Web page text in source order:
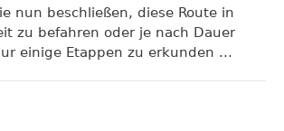
nun beschließen, diese Route in
zu befahren oder je nach Dauer
einige Etappen zu erkunden ...